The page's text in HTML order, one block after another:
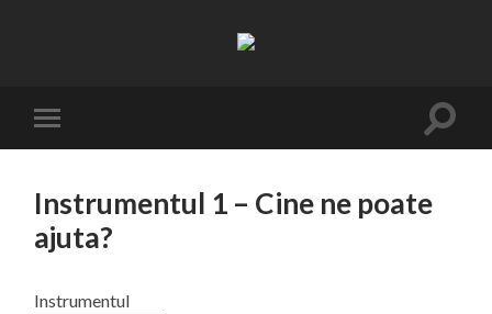
Resifarms
Toggle
mobile
Toggle
Instrumentul 1 – Cine ne poate
ajuta?
Instrumentul